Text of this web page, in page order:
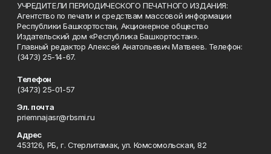
УЧРЕДИТЕЛИ ПЕРИОДИЧЕСКОГО ПЕЧАТНОГО ИЗДАНИЯ:
Агентство по печати и средствам массовой информации
Республики Башкортостан, Акционерное общество
Издательский дом «Республика Башкортостан».
Главный редактор Алексей Анатольевич Матвеев. Телефон:
(3473) 25-14-67.
Телефон
(3473) 25-01-57
Эл. почта
priemnajasr@rbsmi.ru
Адрес
453126, РБ, г. Стерлитамак, ул. Комсомольская, 82